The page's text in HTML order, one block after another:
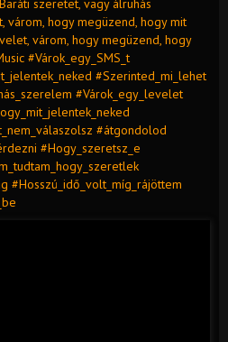
hogy megüzend, hogy mit
várom, hogy megüzend, hogy
#Várok_egy_SMS_t
#Szerinted_mi_lehet
#Várok_egy_levelet
#átgondolod
#Hogy_szeretsz_e
#Hosszú_idő_volt_míg_rájöttem